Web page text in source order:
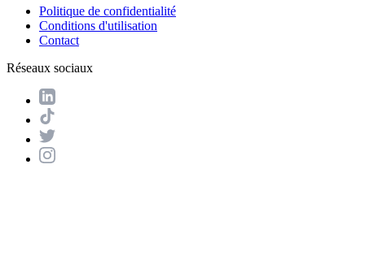
Politique de confidentialité
Conditions d'utilisation
Contact
Réseaux sociaux